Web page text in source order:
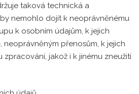
taková technická a
nemohlo dojít k neoprávněnému
k osobním údajům, k jejich
neoprávněným přenosům, k jejich
zpracování, jakož i k jinému zneužití